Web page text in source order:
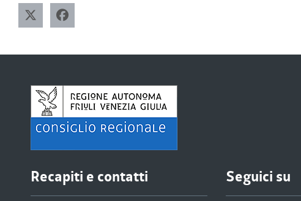
Recapiti e contatti Seguici su